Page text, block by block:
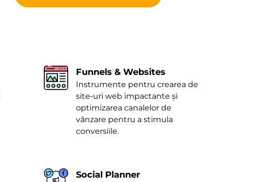
Funnels & Websites
Instrumente pentru crearea de
site-uri web impactante și
optimizarea canalelor de
vânzare pentru a stimula
conversiile.
Social Planner